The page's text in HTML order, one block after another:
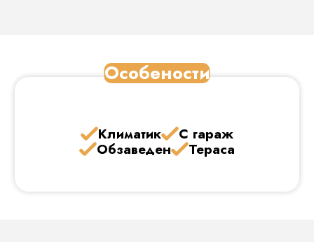
Особености
Климатик С гараж
Обзаведен Тераса